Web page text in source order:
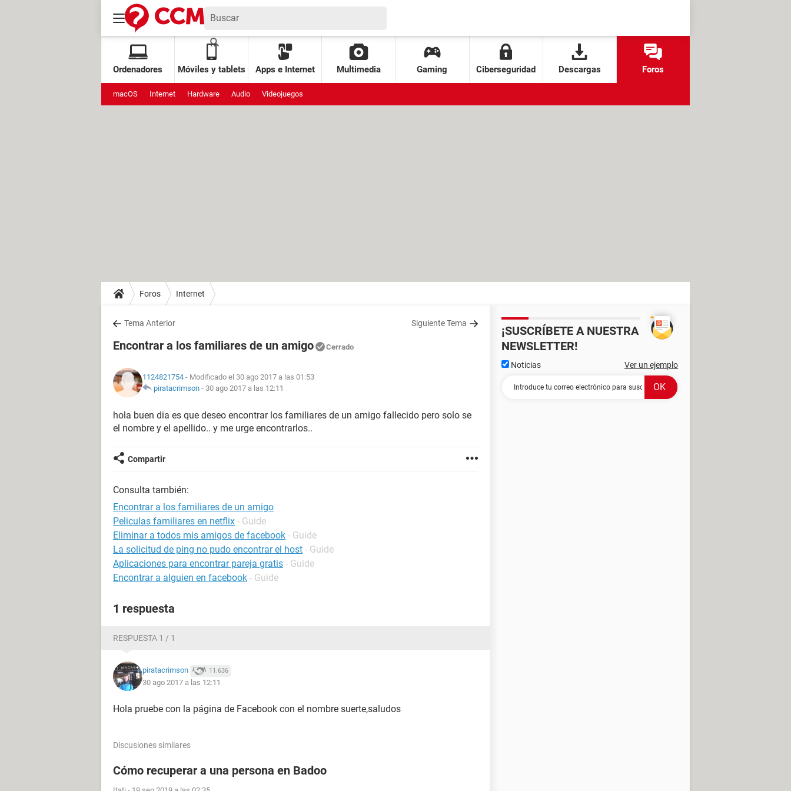
Ordenadores Móviles y tablets Apps e Internet Multimedia Gaming Ciberseguridad Descargas Foros
macOS Internet Hardware Audio Videojuegos
Foros Internet
Tema Anterior Siguiente Tema
Encontrar a los familiares de un amigo Cerrado
1124821754 - Modificado el 30 ago 2017 a las 01:53
piratacrimson - 30 ago 2017 a las 12:11
hola buen dia es que deseo encontrar los familiares de un amigo fallecido pero solo se
el nombre y el apellido.. y me urge encontrarlos..
Compartir
Consulta también:
Encontrar a los familiares de un amigo
Peliculas familiares en netflix - Guide
Eliminar a todos mis amigos de facebook - Guide
La solicitud de ping no pudo encontrar el host - Guide
Aplicaciones para encontrar pareja gratis - Guide
Encontrar a alguien en facebook - Guide
1 respuesta
RESPUESTA 1 / 1
piratacrimson 11.636
30 ago 2017 a las 12:11
Hola pruebe con la página de Facebook con el nombre suerte,saludos
Discusiones similares
Cómo recuperar a una persona en Badoo
¡SUSCRÍBETE A NUESTRA
NEWSLETTER!
Noticias Ver un ejemplo